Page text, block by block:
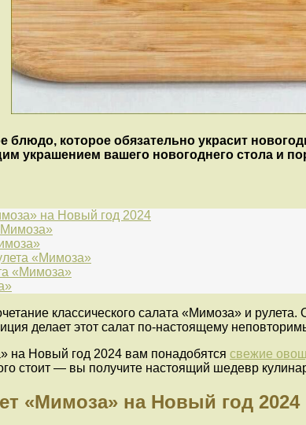
которое обязательно украсит
украшением вашего новогоднего стола и
на Новый год 2024
«Мимоза»
«Мимоза»
классического салата «Мимоза» и рулета.
делает этот салат по-настоящему
на Новый год 2024 вам понадобятся свежие
стоит — вы получите настоящий шедевр
«Мимоза» на Новый год 2024